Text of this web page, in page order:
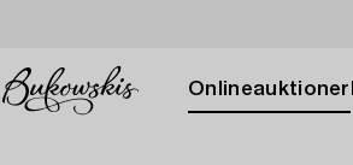
Onlineauktioner